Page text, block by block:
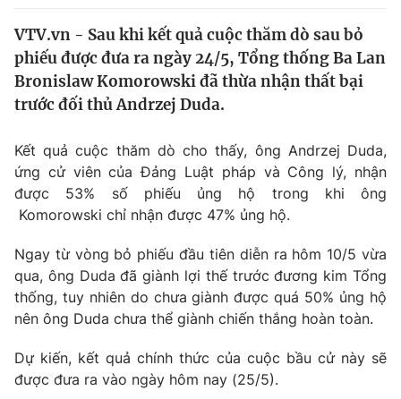
Thế giới
Tin tức
Thế giới đó đây
Câu chuyện quốc tế
Kinh tế
Thị trường
Góc doanh nghiệp
Dữ liệu và đời sống
Truyền hình
Hậu trường
Nhân vật
Giải sao mai
Giải trí
Điện ảnh
Âm nhạc
Sao
Đời sống
Làm đẹp
Giáo dục
Tuyển sinh
VTV.vn - Sau khi kết quả cuộc thăm dò sau bỏ
phiếu được đưa ra ngày 24/5, Tổng thống Ba Lan
Bronislaw Komorowski đã thừa nhận thất bại
trước đối thủ Andrzej Duda.
Kết quả cuộc thăm dò cho thấy, ông Andrzej Duda,
ứng cử viên của Đảng Luật pháp và Công lý, nhận
được 53% số phiếu ủng hộ trong khi ông
Komorowski chỉ nhận được 47% ủng hộ.
Ngay từ vòng bỏ phiếu đầu tiên diễn ra hôm 10/5 vừa
qua, ông Duda đã giành lợi thế trước đương kim Tổng
thống, tuy nhiên do chưa giành được quá 50% ủng hộ
nên ông Duda chưa thể giành chiến thắng hoàn toàn.
Dự kiến, kết quả chính thức của cuộc bầu cử này sẽ
được đưa ra vào ngày hôm nay (25/5).